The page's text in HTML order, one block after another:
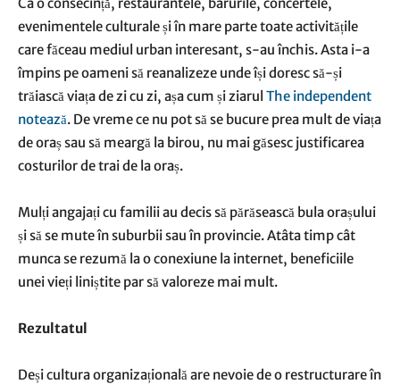
evenimentele culturale și în mare parte toate activitățile
care făceau mediul urban interesant, s-au închis. Asta i-a
împins pe oameni să reanalizeze unde își doresc să-și
trăiască viața de zi cu zi, așa cum și ziarul The independent
notează. De vreme ce nu pot să se bucure prea mult de viața
de oraș sau să meargă la birou, nu mai găsesc justificarea
costurilor de trai de la oraș.
Mulți angajați cu familii au decis să părăsească bula orașului
și să se mute în suburbii sau în provincie. Atâta timp cât
munca se rezumă la o conexiune la internet, beneficiile
unei vieți liniștite par să valoreze mai mult.
Rezultatul
Deși cultura organizațională are nevoie de o restructurare în